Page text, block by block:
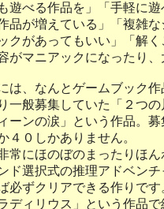
遊べる作品を」「手軽に
品が増えている」「複雑
クがあってもいい」「解
がマニアックになったり
は、なんとゲームブック
般募集していた「２つ
ーンの涙」という作品。
４０しかありません。
にほのぼのまったりほ
ド選択式の推理アドベン
必ずクリアできる作りです
ィリウス」という作品